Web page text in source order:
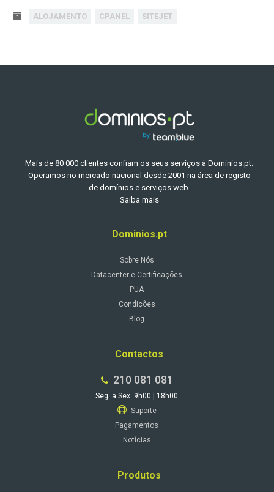
ALOJAMENTO CPANEL SITEJET
Mais de 80 000 clientes confiam os seus serviços à Dominios.pt.
Operamos no mercado nacional desde 2001 na área de registo
de domínios e serviços web.
Saiba mais
Dominios.pt
Sobre Nós
Datacenter e Certificações
PUA
Condições
Blog
Contactos
210 081 081
Seg. a Sex. 9h00 | 18h00
Suporte
Pagamentos
Notícias
Produtos